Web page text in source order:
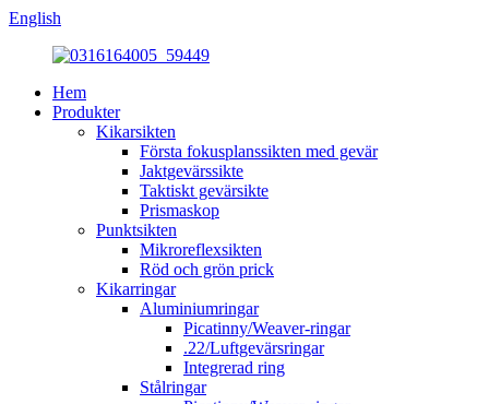
English
Hem
Produkter
Kikarsikten
Första fokusplanssikten med gevär
Jaktgevärssikte
Taktiskt gevärsikte
Prismaskop
Punktsikten
Mikroreflexsikten
Röd och grön prick
Kikarringar
Aluminiumringar
Picatinny/Weaver-ringar
.22/Luftgevärsringar
Integrerad ring
Stålringar